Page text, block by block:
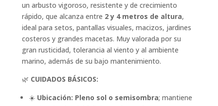
un arbusto vigoroso, resistente y de crecimiento
rápido, que alcanza entre 2 y 4 metros de altura,
ideal para setos, pantallas visuales, macizos, jardines
costeros y grandes macetas. Muy valorada por su
gran rusticidad, tolerancia al viento y al ambiente
marino, además de su bajo mantenimiento.
🌿 CUIDADOS BÁSICOS:
☀️ Ubicación: Pleno sol o semisombra; mantiene